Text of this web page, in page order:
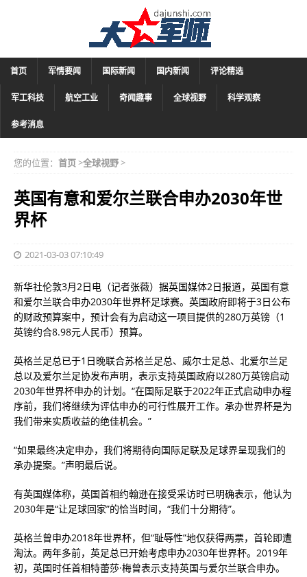
首页 军情要闻 国际新闻 国内新闻 评论精选
军工科技 航空工业 奇闻趣事 全球视野 科学观察
参考消息
您的位置： 首页>全球视野>
英国有意和爱尔兰联合申办2030年世
界杯
2021-03-03 07:10:49
新华社伦敦3月2日电（记者张薇）据英国媒体2日报道，英国有意
和爱尔兰联合申办2030年世界杯足球赛。英国政府即将于3日公布
的财政预算案中，预计会有为启动这一项目提供的280万英镑（1
英镑约合8.98元人民币）预算。
英格兰足总已于1日晚联合苏格兰足总、威尔士足总、北爱尔兰足
总以及爱尔兰足协发布声明，表示支持英国政府以280万英镑启动
2030年世界杯申办的计划。“在国际足联于2022年正式启动申办程
序前，我们将继续为评估申办的可行性展开工作。承办世界杯是为
我们带来实质收益的绝佳机会。”
“如果最终决定申办，我们将期待向国际足联及足球界呈现我们的
承办提案。”声明最后说。
有英国媒体称，英国首相约翰逊在接受采访时已明确表示，他认为
2030年是“让足球回家”的恰当时间，“我们十分期待”。
英格兰曾申办2018年世界杯，但“耻辱性”地仅获得两票，首轮即遭
淘汰。两年多前，英足总已开始考虑申办2030年世界杯。2019年
初，英国时任首相特蕾莎·梅曾表示支持英国与爱尔兰联合申办。